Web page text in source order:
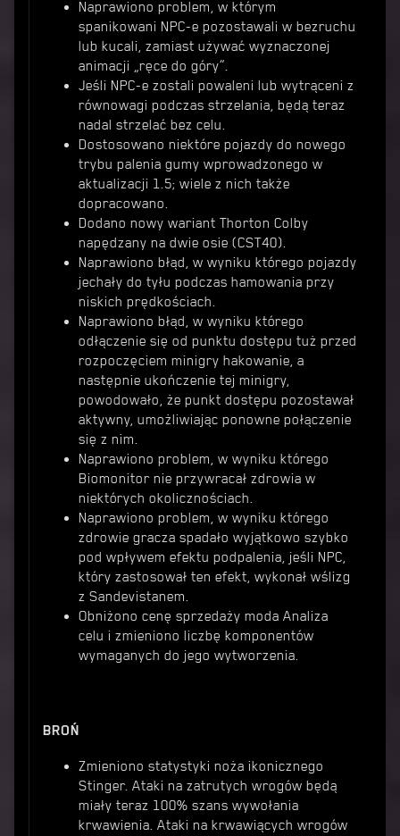
Naprawiono problem, w którym
spanikowani NPC-e pozostawali w bezruchu
lub kucali, zamiast używać wyznaczonej
animacji „ręce do góry”.
Jeśli NPC-e zostali powaleni lub wytrąceni z
równowagi podczas strzelania, będą teraz
nadal strzelać bez celu.
Dostosowano niektóre pojazdy do nowego
trybu palenia gumy wprowadzonego w
aktualizacji 1.5; wiele z nich także
dopracowano.
Dodano nowy wariant Thorton Colby
napędzany na dwie osie (CST40).
Naprawiono błąd, w wyniku którego pojazdy
jechały do tyłu podczas hamowania przy
niskich prędkościach.
Naprawiono błąd, w wyniku którego
odłączenie się od punktu dostępu tuż przed
rozpoczęciem minigry hakowanie, a
następnie ukończenie tej minigry,
powodowało, że punkt dostępu pozostawał
aktywny, umożliwiając ponowne połączenie
się z nim.
Naprawiono problem, w wyniku którego
Biomonitor nie przywracał zdrowia w
niektórych okolicznościach.
Naprawiono problem, w wyniku którego
zdrowie gracza spadało wyjątkowo szybko
pod wpływem efektu podpalenia, jeśli NPC,
który zastosował ten efekt, wykonał wślizg
z Sandevistanem.
Obniżono cenę sprzedaży moda Analiza
celu i zmieniono liczbę komponentów
wymaganych do jego wytworzenia.
BROŃ
Zmieniono statystyki noża ikonicznego
Stinger. Ataki na zatrutych wrogów będą
miały teraz 100% szans wywołania
krwawienia. Ataki na krwawiących wrogów